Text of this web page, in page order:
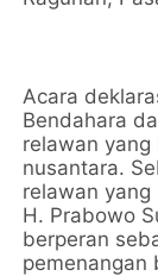
Acara
Bendahara
relawan
nusantara.
relawan
H. Prabowo
berperan
pemenangan